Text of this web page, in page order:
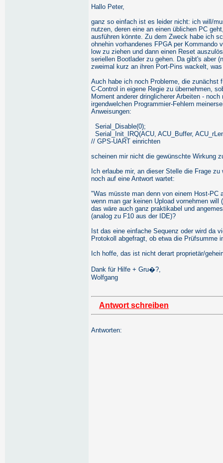
Hallo Peter,
ganz so einfach ist es leider nicht: ich will/
nutzen, deren eine an einen üblichen PC
ausführen könnte. Zu dem Zweck habe ich
ohnehin vorhandenes FPGA per Kommando
low zu ziehen und dann einen Reset
seriellen Bootlader zu gehen. Da gibt's aber
zweimal kurz an ihren Port-Pins wackelt,
Auch habe ich noch Probleme, die zunächst
C-Control in eigene Regie zu übernehmen,
Moment anderer dringlicherer Arbeiten -
irgendwelchen Programmier-Fehlern
Anweisungen:
Serial_Disable(0);
Serial_Init_IRQ(ACU, ACU_Buffer,
// GPS-UART einrichten
scheinen mir nicht die gewünschte Wirkung
Ich erlaube mir, an dieser Stelle die Frage
noch auf eine Antwort wartet:
"Was müsste man denn von einem Host-PC
wenn man gar keinen Upload vornehmen
das wäre auch ganz praktikabel und
(analog zu F10 aus der IDE)?
Ist das eine einfache Sequenz oder wird da
Protokoll abgefragt, ob etwa die Prüfsumme
Ich hoffe, das ist nicht derart proprietär/
Dank für Hilfe + Gru�?,
Wolfgang
Antwort schreiben
Antworten: